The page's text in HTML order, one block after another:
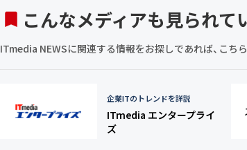
こんなメディアも見られて
ITmedia NEWSに関連する情報をお探しであれば、こち
企業ITのトレンドを詳説
ITmedia エンタープライ
ズ